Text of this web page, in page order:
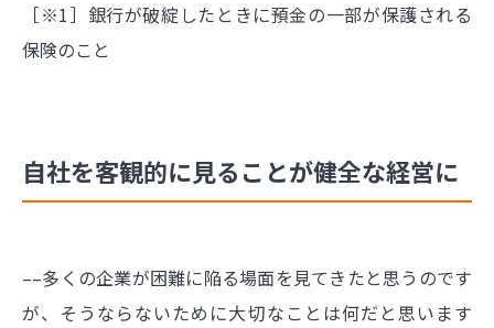
［※1］銀行が破綻したときに預金の一部が保護される
保険のこと
自社を客観的に見ることが健全な経営に
––多くの企業が困難に陥る場面を見てきたと思うのです
が、そうならないために大切なことは何だと思います